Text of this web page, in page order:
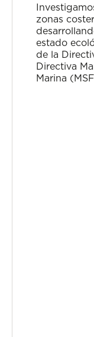
zonas
estado
de la
Directiva
Marina